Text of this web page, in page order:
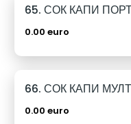
0.00 euro
0.00 euro